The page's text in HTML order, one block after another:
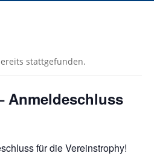
stattgefunden.
Anmeldeschluss
für die Vereinstrophy!